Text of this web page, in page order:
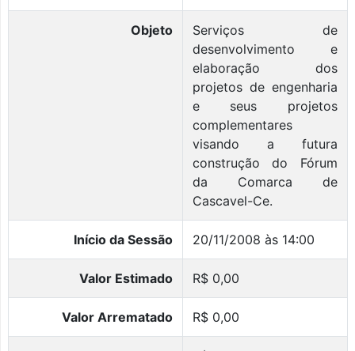
Objeto
Serviços de
desenvolvimento e
elaboração dos
projetos de engenharia
e seus projetos
complementares
visando a futura
construção do Fórum
da Comarca de
Cascavel-Ce.
Início da Sessão 20/11/2008 às 14:00
Valor Estimado R$ 0,00
Valor Arrematado R$ 0,00